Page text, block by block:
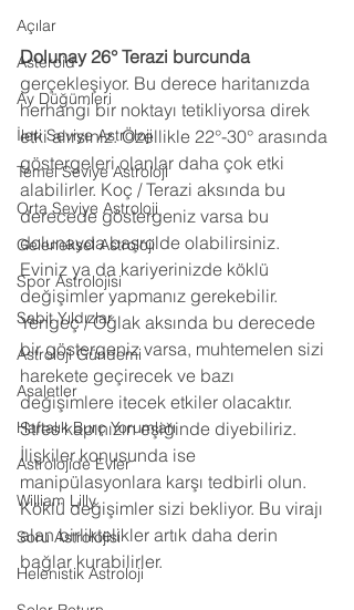
Açılar
Asteroid
Ay Düğümleri
İleri Seviye Astroloji
Temel Seviye Astroloji
Orta Seviye Astroloji
Geleneksel Astroloji
Spor Astrolojisi
Sabit Yıldızlar
Astroloji Gündemi
Asaletler
Haftalık Burç Yorumları
Astrolojide Evler
William Lilly
Soru Astrolojisi
Helenistik Astroloji
Dolunay 26° Terazi burcunda
gerçekleşiyor. Bu derece haritanızda
herhangi bir noktayı tetikliyorsa direk
etki alırsınız. Özellikle 22°-30° arasında
göstergeleri olanlar daha çok etki
alabilirler. Koç / Terazi aksında bu
derecede göstergeniz varsa bu
dolunayda başrolde olabilirsiniz.
Eviniz ya da kariyerinizde köklü
değişimler yapmanız gerekebilir.
Yengeç / Oğlak aksında bu derecede
bir göstergeniz varsa, muhtemelen sizi
harekete geçirecek ve bazı
değişimlere itecek etkiler olacaktır.
Stres kapınızın eşiğinde diyebiliriz.
İlişkiler konusunda ise
manipülasyonlara karşı tedbirli olun.
Köklü değişimler sizi bekliyor. Bu virajı
alan birliktelikler artık daha derin
bağlar kurabilirler.